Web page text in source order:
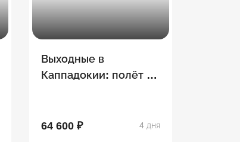
Выходные в
Каппадокии: полёт на
64 600 ₽
4 дня